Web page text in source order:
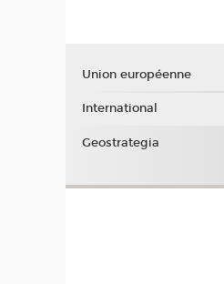
Union européenne
International
Geostrategia